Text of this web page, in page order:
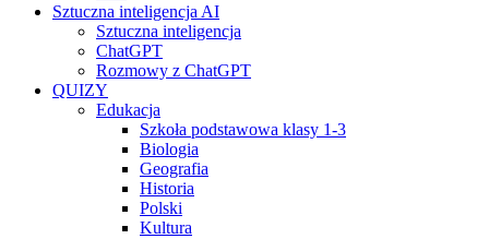
Sztuczna inteligencja AI
Sztuczna inteligencja
ChatGPT
Rozmowy z ChatGPT
QUIZY
Edukacja
Szkoła podstawowa klasy 1-3
Biologia
Geografia
Historia
Polski
Kultura